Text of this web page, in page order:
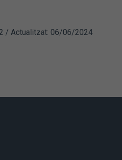
/ Actualitzat: 06/06/2024